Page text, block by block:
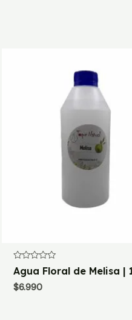
Valorado
con
0
de
Agua Floral de Melisa |
$6.990